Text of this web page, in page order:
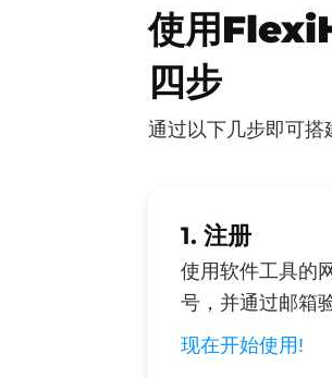
使用
四步
通过以下几步即可搭
1. 注册
使用软件工具的
号，并通过邮箱
现在开始使用!